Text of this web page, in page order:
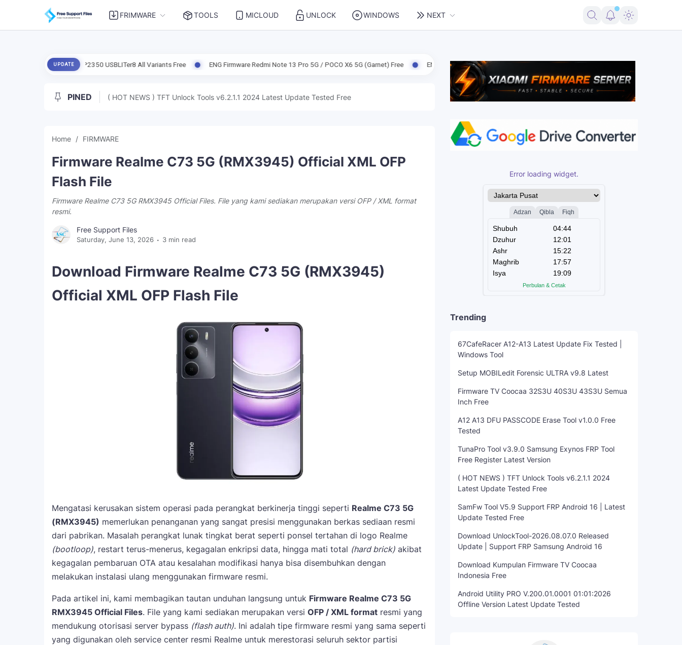
FRIMWARE TOOLS MICLOUD UNLOCK WINDOWS NEXT
UPDATE
Pico 2 RP2350 USBLITer8 All Variants Free ENG Firmware Redmi Note 13 Pro 5G / POCO X6 5G (Garnet) Free ENG Firmware Redmi Note 14 5G (Beryl) Free ENG Firmware Redmi Note 14 4G (Tanzanite) Free
PINED ( HOT NEWS ) TFT Unlock Tools v6.2.1.1 2024 Latest Update Tested Free
Home FIRMWARE
Firmware Realme C73 5G (RMX3945) Official XML OFP
Flash File
Firmware Realme C73 5G RMX3945 Official Files. File yang kami sediakan merupakan versi OFP / XML format
resmi.
Free Support Files
Saturday, June 13, 2026 3 min read
Download Firmware Realme C73 5G (RMX3945)
Official XML OFP Flash File
Mengatasi kerusakan sistem operasi pada perangkat berkinerja tinggi seperti Realme C73 5G
(RMX3945) memerlukan penanganan yang sangat presisi menggunakan berkas sediaan resmi
dari pabrikan. Masalah perangkat lunak tingkat berat seperti ponsel tertahan di logo Realme
(bootloop), restart terus-menerus, kegagalan enkripsi data, hingga mati total (hard brick) akibat
kegagalan pembaruan OTA atau kesalahan modifikasi hanya bisa disembuhkan dengan
melakukan instalasi ulang menggunakan firmware resmi.
Pada artikel ini, kami membagikan tautan unduhan langsung untuk Firmware Realme C73 5G
RMX3945 Official Files. File yang kami sediakan merupakan versi OFP / XML format resmi yang
mendukung otorisasi server bypass (flash auth). Ini adalah tipe firmware resmi yang sama seperti
yang digunakan oleh service center resmi Realme untuk merestorasi seluruh sektor partisi
Error loading widget.
Trending
67CafeRacer A12-A13 Latest Update Fix Tested |
Windows Tool
Setup MOBILedit Forensic ULTRA v9.8 Latest
Firmware TV Coocaa 32S3U 40S3U 43S3U Semua
Inch Free
A12 A13 DFU PASSCODE Erase Tool v1.0.0 Free
Tested
TunaPro Tool v3.9.0 Samsung Exynos FRP Tool
Free Register Latest Version
( HOT NEWS ) TFT Unlock Tools v6.2.1.1 2024
Latest Update Tested Free
SamFw Tool V5.9 Support FRP Android 16 | Latest
Update Tested Free
Download UnlockTool-2026.08.07.0 Released
Update | Support FRP Samsung Android 16
Download Kumpulan Firmware TV Coocaa
Indonesia Free
Android Utility PRO V.200.01.0001 01:01:2026
Offline Version Latest Update Tested